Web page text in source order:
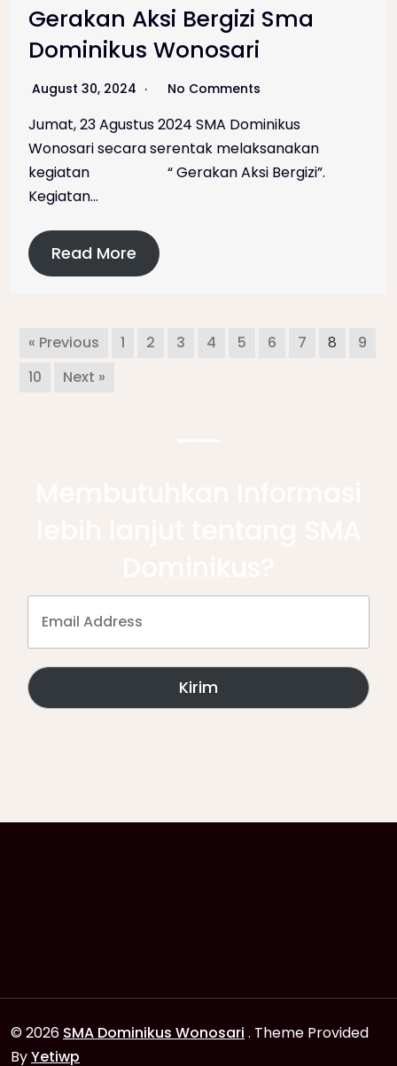
Gerakan Aksi Bergizi Sma
Dominikus Wonosari
August 30, 2024 No Comments
Jumat, 23 Agustus 2024 SMA Dominikus
Wonosari secara serentak melaksanakan
kegiatan “ Gerakan Aksi Bergizi”.
Kegiatan…
Read More
« Previous 1 2 3 4 5 6 7 8
9
10
Next »
Kirim
© 2026 SMA Dominikus Wonosari . Theme Provided
ByYetiwp